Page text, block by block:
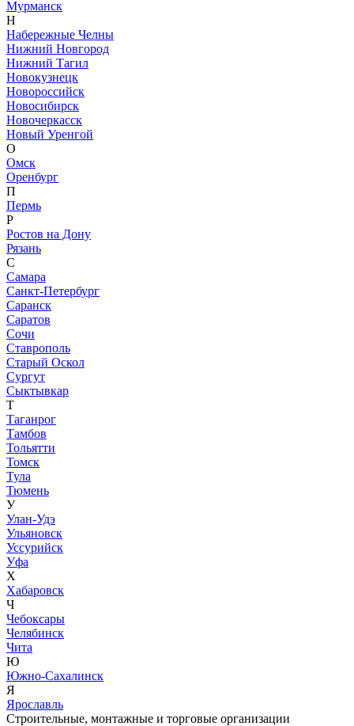
Мурманск
Н
Набережные Челны
Нижний Новгород
Нижний Тагил
Новокузнецк
Новороссийск
Новосибирск
Новочеркасск
Новый Уренгой
О
Омск
Оренбург
П
Пермь
Р
Ростов на Дону
Рязань
С
Самара
Санкт-Петербург
Саранск
Саратов
Сочи
Ставрополь
Старый Оскол
Сургут
Сыктывкар
Т
Таганрог
Тамбов
Тольятти
Томск
Тула
Тюмень
У
Улан-Удэ
Ульяновск
Уссурийск
Уфа
Х
Хабаровск
Ч
Чебоксары
Челябинск
Чита
Ю
Южно-Сахалинск
Я
Ярославль
Строительные, монтажные и торговые организации